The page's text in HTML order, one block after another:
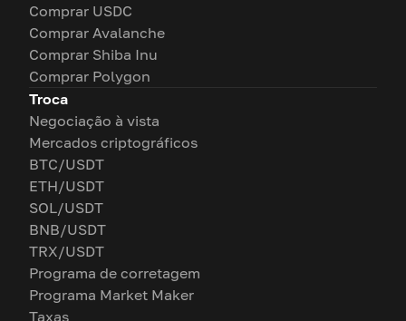
Comprar USDC
Comprar Avalanche
Comprar Shiba Inu
Comprar Polygon
Troca
Negociação à vista
Mercados criptográficos
BTC/USDT
ETH/USDT
SOL/USDT
BNB/USDT
TRX/USDT
Programa de corretagem
Programa Market Maker
Taxas